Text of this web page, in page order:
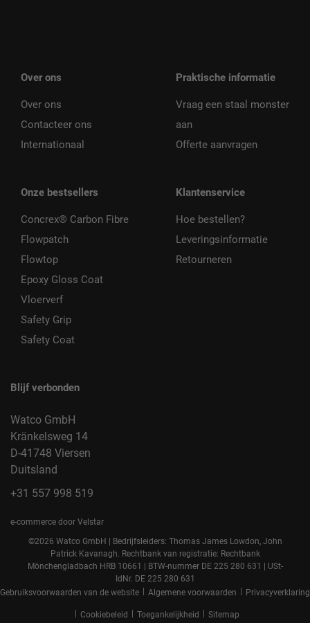
Over ons
Over ons
Contacteer ons
Internationaal
Onze bestsellers
Concrex® Carbon Fibre
Flowpatch
Flowtop
Epoxy Gloss Coat
Vloerverf
Safety Grip
Safety Coat
Praktische informatie
Vraag een staal monster
aan
Offerte aanvragen
Klantenservice
Hoe bestellen?
Leveringsinformatie
Retourneren
Blijf verbonden
Watco GmbH
Kränkelsweg 14
D-41748 Viersen
Duitsland
+31 557 998 519
e-commerce door Velstar
©2026 Watco GmbH | Bedrijfsleiders: Thomas James Lowdon, John
Patrick Kavanagh. Rechtbank van registratie: Rechtbank
Mönchengladbach HRB 10661 | BTW-nummer DE 225 280 631 | USt-
IdNr. DE 225 280 631
Gebruiksvoorwaarden van de website
Algemene voorwaarden Privacyverklaring
Cookiebeleid Toegankelijkheid Sitemap